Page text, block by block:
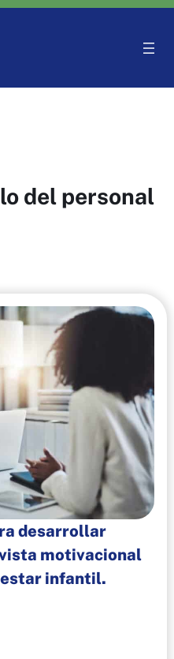
del personal
desarrollar
motivacional
infantil.